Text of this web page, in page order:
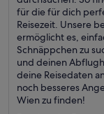
für die für dich
Reisezeit. Unsere
ermöglicht es,
Schnäppchen zu
und deinen
deine Reisedaten
noch besseres
Wien zu finden!